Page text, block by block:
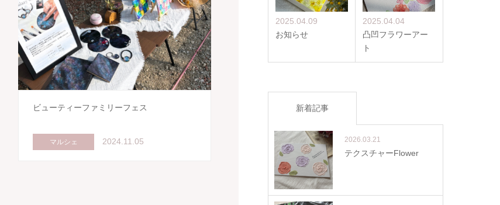
ビューティーファミリーフェス
マルシェ 2024.11.05
2025.04.09
お知らせ
2025.04.04
凸凹フラワーアー
ト
新着記事
2026.03.21
テクスチャーFlower